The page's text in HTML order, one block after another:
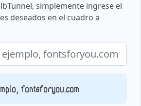
simplemente ingrese el
deseados en el cuadro a
fontsforyou.com